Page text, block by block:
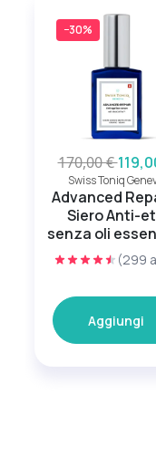
−30%
170,00 €
Swiss Toniq
Advanced
Siero Anti-
senza oli
(299
Aggiungi